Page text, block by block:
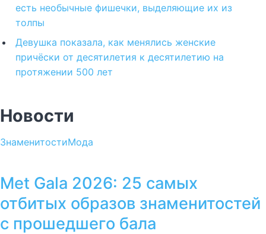
есть необычные фишечки, выделяющие их из
толпы
Девушка показала, как менялись женские
причёски от десятилетия к десятилетию на
протяжении 500 лет
Новости
ЗнаменитостиМода
Met Gala 2026: 25 самых
отбитых образов знаменитостей
с прошедшего бала